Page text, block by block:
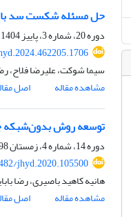
حل مسئله شکست سد با
دوره 20، شماره 3، پاییز 1404، صفحه
سیما شوکت، علیرضا فلاح،
مشاهده مقاله
اصل
توسعه روش
دوره 14، شماره 4، زمستان 1398، صفحه
jhyd.2020.105500
هانیه کاهید باصیری، رضا
مشاهده مقاله
اصل